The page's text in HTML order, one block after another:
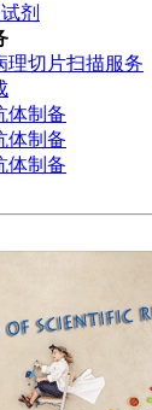
剂
理切片扫描服务
体制备
体制备
体制备